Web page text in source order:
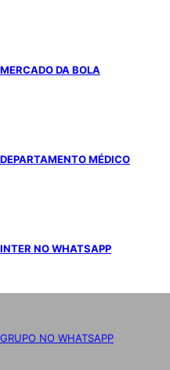
MERCADO DA BOLA
DEPARTAMENTO MÉDICO
INTER NO WHATSAPP
GRUPO NO WHATSAPP